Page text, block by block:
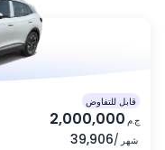
قابل للتفاوض
2,000,000 ج.م
39,906/ شهر